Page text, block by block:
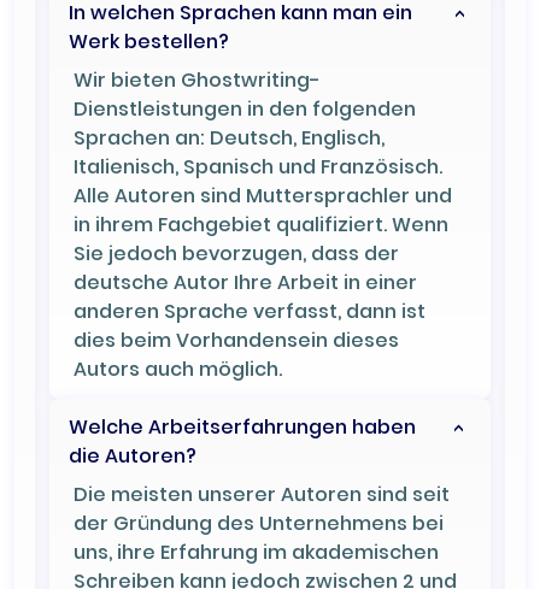
In welchen Sprachen kann man ein
Werk bestellen?
Wir bieten Ghostwriting-
Dienstleistungen in den folgenden
Sprachen an: Deutsch, Englisch,
Italienisch, Spanisch und Französisch.
Alle Autoren sind Muttersprachler und
in ihrem Fachgebiet qualifiziert. Wenn
Sie jedoch bevorzugen, dass der
deutsche Autor Ihre Arbeit in einer
anderen Sprache verfasst, dann ist
dies beim Vorhandensein dieses
Autors auch möglich.
Welche Arbeitserfahrungen haben
die Autoren?
Die meisten unserer Autoren sind seit
der Gründung des Unternehmens bei
uns, ihre Erfahrung im akademischen
Schreiben kann jedoch zwischen 2 und